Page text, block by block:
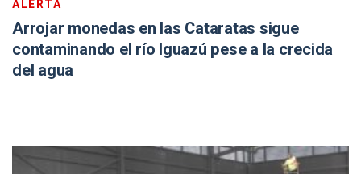
ALERTA
Arrojar monedas en las Cataratas sigue
contaminando el río Iguazú pese a la crecida
del agua